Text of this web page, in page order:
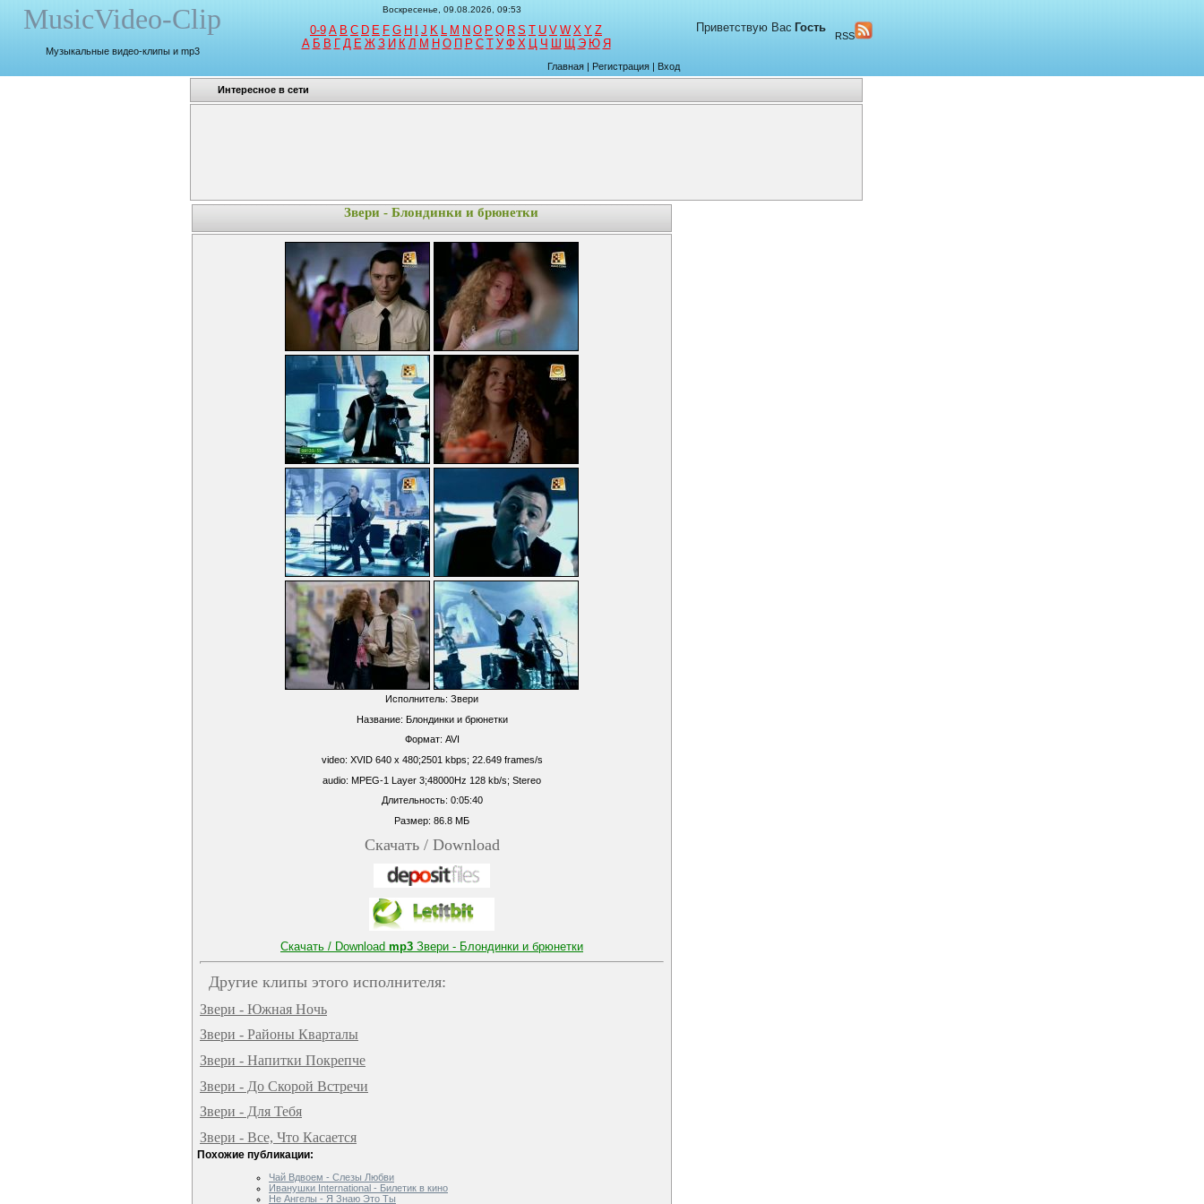
MusicVideo-Clip
Музыкальные видео-клипы и mp3
Воскресенье, 09.08.2026, 09:53
0-9 A B C D E F G H J K L M N O P Q R S T U V W X Y Z
A Б В Г Д Е Ж З И К Л М Н О П Р С Т У Ф Х Ц Ч Ш Щ Э Ю Я
Главная | Регистрация | Вход
Приветствую Вас Гость
RSS
Интересное в сети
Звери - Блондинки и брюнетки
Исполнитель: Звери
Название: Блондинки и брюнетки
Формат: AVI
video: XVID 640 x 480;2501 kbps; 22.649 frames/s
audio: MPEG-1 Layer 3;48000Hz 128 kb/s; Stereo
Длительность: 0:05:40
Размер: 86.8 МБ
Скачать / Download
Скачать / Download mp3 Звери - Блондинки и брюнетки
Другие клипы этого исполнителя:
Звери - Южная Ночь
Звери - Районы Кварталы
Звери - Напитки Покрепче
Звери - До Скорой Встречи
Звери - Для Тебя
Звери - Все, Что Касается
Похожие публикации:
Чай Вдвоем - Слезы Любви
Иванушки International - Билетик в кино
Не Ангелы - Я Знаю Это Ты